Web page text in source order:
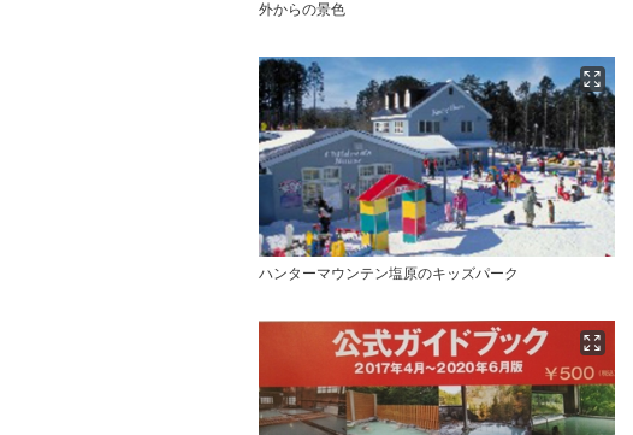
外からの景色
ハンターマウンテン塩原のキッズパーク